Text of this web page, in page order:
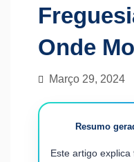
Onde
Março 29, 2024
Resumo
Este artigo